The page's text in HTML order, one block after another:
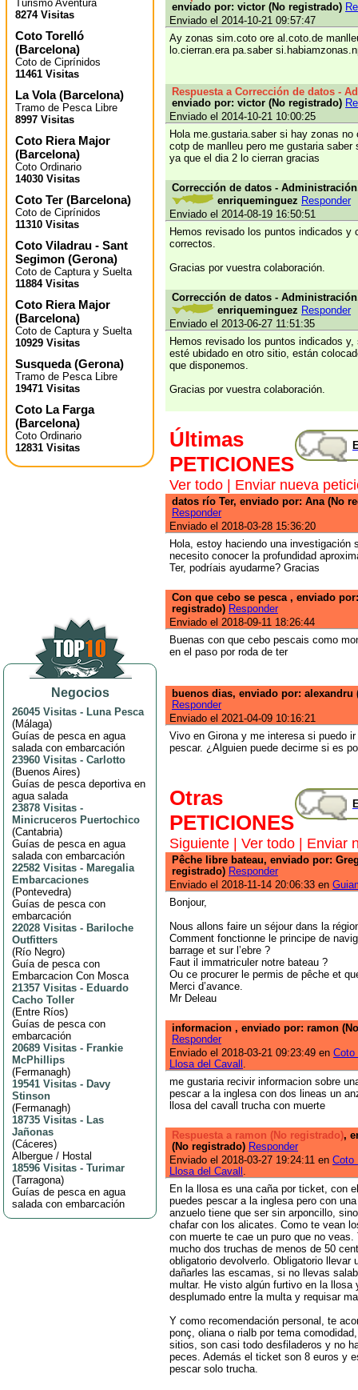
Turismo Aventura
8274 Visitas
Coto Torelló
(Barcelona)
Coto de Ciprínidos
11461 Visitas
La Vola(Barcelona)
Tramo de Pesca Libre
8997 Visitas
Coto Riera Major
(Barcelona)
Coto Ordinario
14030 Visitas
Coto Ter (Barcelona)
Coto de Ciprínidos
11310 Visitas
Coto Viladrau - Sant
Segimon (Gerona)
Coto de Captura y Suelta
11884 Visitas
Coto Riera Major
(Barcelona)
Coto de Captura y Suelta
10929 Visitas
Susqueda(Gerona)
Tramo de Pesca Libre
19471 Visitas
Coto La Farga
(Barcelona)
Coto Ordinario
12831 Visitas
Negocios
26045 Visitas - Luna Pesca
(Málaga)
Guías de pesca en agua
salada con embarcación
23960 Visitas - Carlotto
(Buenos Aires)
Guías de pesca deportiva en
agua salada
23878 Visitas -
Minicruceros Puertochico
(Cantabria)
Guías de pesca en agua
salada con embarcación
22582 Visitas - Maregalia
Embarcaciones
(Pontevedra)
Guías de pesca con
embarcación
22028 Visitas - Bariloche
Outfitters
(Río Negro)
Guía de pesca con
Embarcacion Con Mosca
21357 Visitas - Eduardo
Cacho Toller
(Entre Ríos)
Guías de pesca con
embarcación
20689 Visitas - Frankie
McPhillips
(Fermanagh)
19541 Visitas - Davy
Stinson
(Fermanagh)
18735 Visitas - Las
Jañonas
(Cáceres)
Albergue / Hostal
18596 Visitas - Turimar
(Tarragona)
Guías de pesca en agua
salada con embarcación
enviado por: victor (No registrado)
Enviado el 2014-10-21 09:57:47
Ay zonas sim.coto ore al.coto.de
lo.cierran.era pa.saber
Respuesta a Corrección de datos -
enviado por: victor (No registrado)
Enviado el 2014-10-21 10:00:25
Hola me.gustaria.saber si hay zonas
cotp de manlleu pero me gustaria
ya que el dia 2 lo cierran gracias
Corrección de datos -
enriqueminguez Responder
Enviado el 2014-08-19 16:50:51
Hemos revisado los puntos indicados y
correctos.
Gracias por vuestra colaboración.
Corrección de datos -
enriqueminguez Responder
Enviado el 2013-06-27 11:51:35
Hemos revisado los puntos indicados
esté ubidado en otro sitio, están
que disponemos.
Gracias por vuestra colaboración.
Últimas
PETICIONES
Ver todo Enviar nueva
datos río Ter, enviado por: Ana (No
Responder
Enviado el 2018-03-28 15:36:20
Hola, estoy haciendo una investigación
necesito conocer la profundidad
Ter, podríais ayudarme? Gracias
Con que cebo se pesca , enviado
registrado) Responder
Enviado el 2018-09-11 18:26:44
Buenas con que cebo pescais como
en el paso por roda de ter
buenos dias, enviado por: alexandru
Responder
Enviado el 2021-04-09 10:16:21
Vivo en Girona y me interesa si puedo
pescar. ¿Alguien puede decirme si es
Otras
PETICIONES
Siguiente Ver todo Enviar
Pêche libre bateau, enviado por:
registrado) Responder
Enviado el 2018-11-14 20:06:33 en
Bonjour,
Nous allons faire un séjour dans la
Comment fonctionne le principe de
barrage et sur l’ebre ?
Faut il immatriculer notre bateau ?
Ou ce procurer le permis de pêche et
Merci d’avance.
Mr Deleau
informacion , enviado por: ramon
Responder
Enviado el 2018-03-21 09:23:49 en Coto
Llosa del Cavall .
me gustaria recivir informacion sobre
pescar a la inglesa con dos lineas un
llosa del cavall trucha con muerte
Respuesta a ramon (No registrado),
(No registrado) Responder
Enviado el 2018-03-27 19:24:11 en Coto
Llosa del Cavall .
En la llosa es una caña por ticket, con
puedes pescar a la inglesa pero con
anzuelo tiene que ser sin arponcillo,
chafar con los alicates. Como te vean
con muerte te cae un puro que no veas.
mucho dos truchas de menos de 50
obligatorio devolverlo. Obligatorio llevar
dañarles las escamas, si no llevas
multar. He visto algún furtivo en la llosa
desplumado entre la multa y requisar
Y como recomendación personal, te
ponç, oliana o rialb por tema
sitios, son casi todo desfiladeros y no
peces. Además el ticket son 8 euros y
pescar solo trucha.